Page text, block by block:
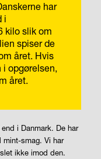
har
i
kilo slik om
spiser de
året. Hvis
i opgørelsen,
året.
i Danmark. De har
mint-smag. Vi har
ikke imod den.